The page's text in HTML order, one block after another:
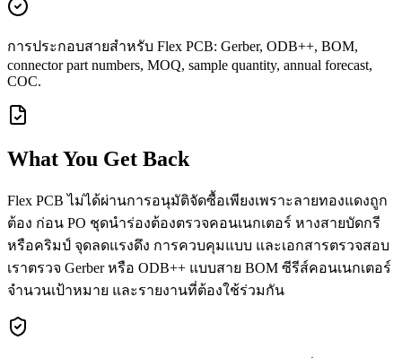
การประกอบสายสำหรับ Flex PCB: Gerber, ODB++, BOM,
connector part numbers, MOQ, sample quantity, annual forecast,
COC.
What You Get Back
Flex PCB ไม่ได้ผ่านการอนุมัติจัดซื้อเพียงเพราะลายทองแดงถูก
ต้อง ก่อน PO ชุดนำร่องต้องตรวจคอนเนกเตอร์ หางสายบัดกรี
หรือคริมป์ จุดลดแรงดึง การควบคุมแบบ และเอกสารตรวจสอบ
เราตรวจ Gerber หรือ ODB++ แบบสาย BOM ซีรีส์คอนเนกเตอร์
จำนวนเป้าหมาย และรายงานที่ต้องใช้ร่วมกัน